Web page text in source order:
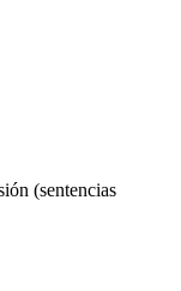
(sentencias